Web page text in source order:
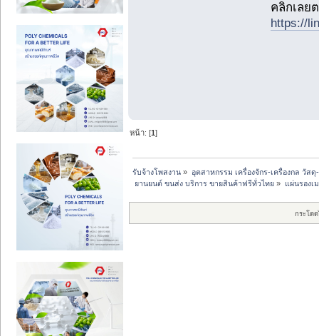
คลิกเลย
https://
หน้า: [1]
รับจ้างโพสงาน » อุตสาหกรรม เครื่องจักร-เครื่องกล วัส
ยานยนต์ ขนส่ง บริการ ขายสินค้าฟรีทั่วไทย » แผ่นรองเ
กระโด